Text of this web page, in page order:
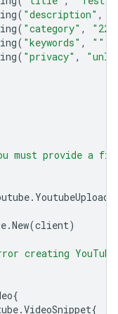
( "description" ,
( "category" , "22"
( "keywords" , ""
( "privacy" ,
must provide a
.
.New(client)
creating
{
.VideoSnippet{